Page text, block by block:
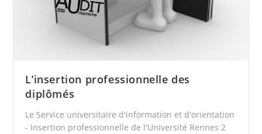
L’insertion professionnelle des
diplômés
Le Service universitaire d'information et d'orientation
- Insertion professionnelle de l'Université Rennes 2